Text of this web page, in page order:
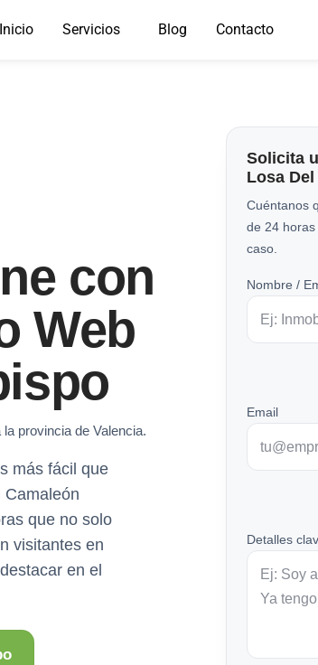
Inicio Servicios Blog Contacto
con
Web
la provincia de Valencia.
más fácil que
Camaleón
que no solo
visitantes en
en el
Solicita
Losa
Cuéntanos
de 24
caso.
Nombre /
Email
Detalles